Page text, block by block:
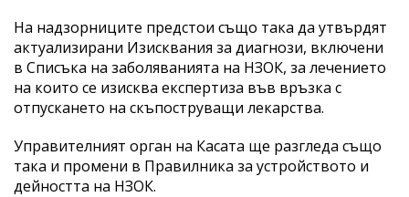
На надзорниците предстои също така да утвърдят
актуализирани Изисквания за диагнози, включени
в Списъка на заболяванията на НЗОК, за лечението
на които се изисква експертиза във връзка с
отпускането на скъпоструващи лекарства.
Управителният орган на Касата ще разгледа също
така и промени в Правилника за устройството и
дейността на НЗОК.